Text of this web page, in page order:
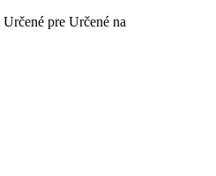
Určené pre Určené na